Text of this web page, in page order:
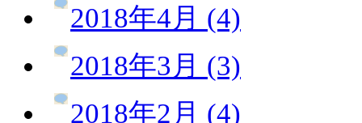
2018年4月 (4)
2018年3月 (3)
2018年2月 (4)